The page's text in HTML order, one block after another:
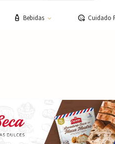
Bebidas Cuidado